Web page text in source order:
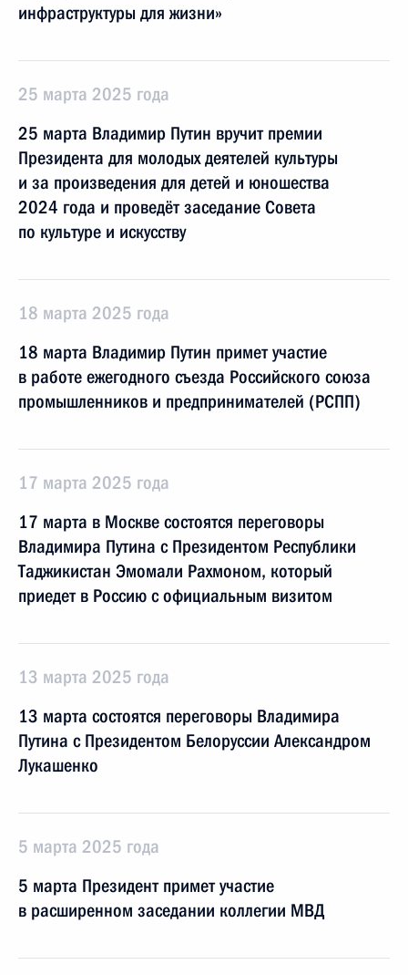
инфраструктуры для жизни»
25 марта 2025 года
25 марта Владимир Путин вручит премии
Президента для молодых деятелей культуры
и за произведения для детей и юношества
2024 года и проведёт заседание Совета
по культуре и искусству
18 марта 2025 года
18 марта Владимир Путин примет участие
в работе ежегодного съезда Российского союза
промышленников и предпринимателей (РСПП)
17 марта 2025 года
17 марта в Москве состоятся переговоры
Владимира Путина с Президентом Республики
Таджикистан Эмомали Рахмоном, который
приедет в Россию с официальным визитом
13 марта 2025 года
13 марта состоятся переговоры Владимира
Путина с Президентом Белоруссии Александром
Лукашенко
5 марта 2025 года
5 марта Президент примет участие
в расширенном заседании коллегии МВД